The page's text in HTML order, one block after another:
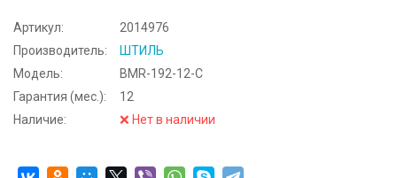
Артикул:
2014976
Производитель:
ШТИЛЬ
Модель:
BMR-192-12-C
Гарантия (мес.):
12
Наличие:
❌ Нет в наличии